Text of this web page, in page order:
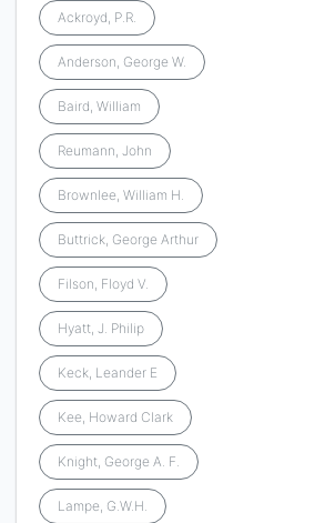
Ackroyd, P.R.
Anderson, George W.
Baird, William
Reumann, John
Brownlee, William H.
Buttrick, George Arthur
Filson, Floyd V.
Hyatt, J. Philip
Keck, Leander E
Kee, Howard Clark
Knight, George A. F.
Lampe, G.W.H.